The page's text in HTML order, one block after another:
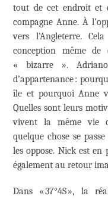
tout de cet endroit et
compagne Anne. À
vers l’Angleterre.
conception même
« bizarre ».
d’appartenance :
île et pourquoi Anne
Quelles sont leurs
vivent la même vie
quelque chose se
les oppose. Nick est
également au retour
Dans « 37°4S », la